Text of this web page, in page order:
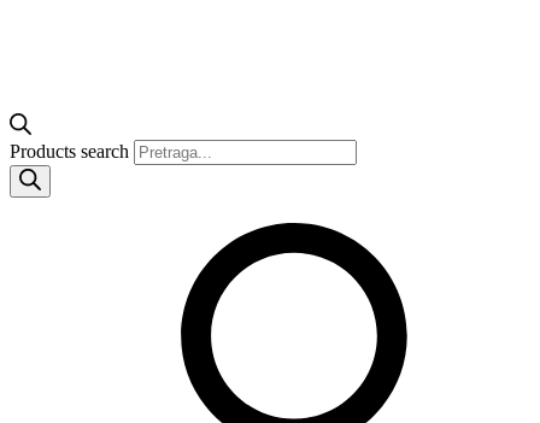
Products search